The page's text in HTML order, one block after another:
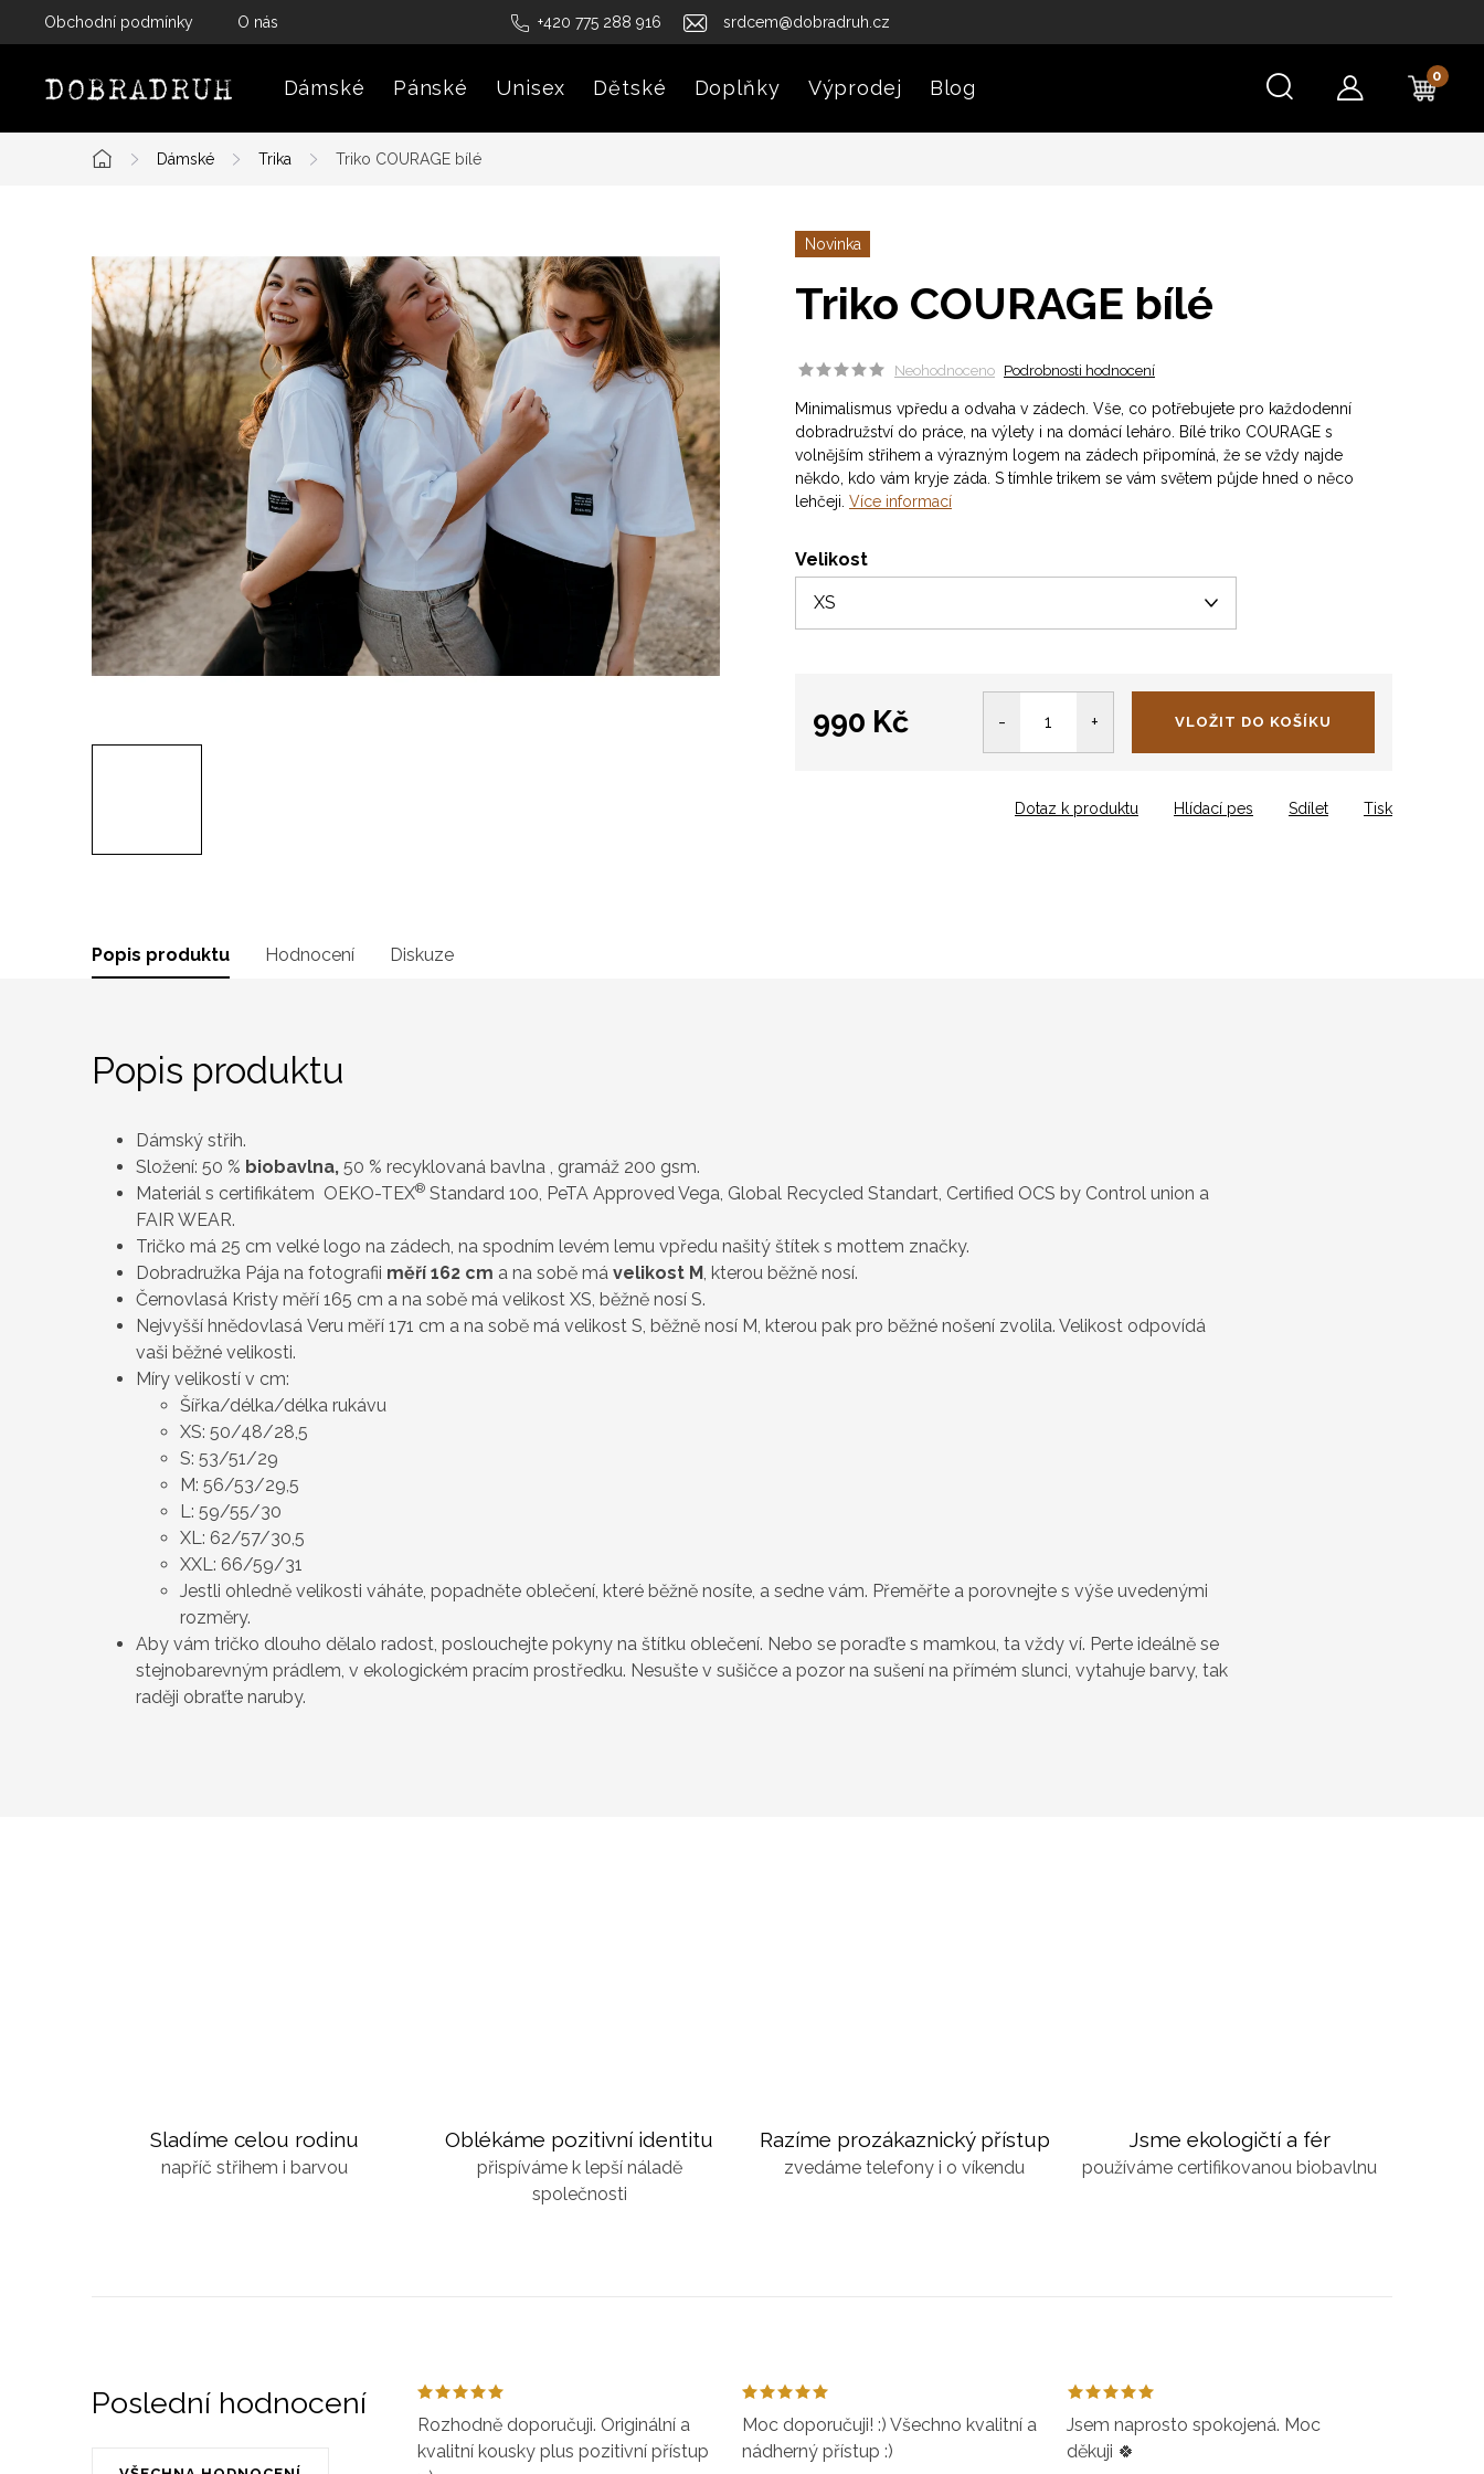
+420 775 288 916 srdcem@dobradruh.cz
Obchodní podmínky O nás
Dámské Pánské Unisex Dětské Doplňky Výprodej Blog
Domů
Dámské Trika Triko COURAGE bílé
Novinka
Triko COURAGE bílé
Neohodnoceno Podrobnosti hodnocení
Minimalismus vpředu a odvaha v zádech. Vše, co potřebujete pro každodenní
dobradružství do práce, na výlety i na domácí leháro. Bílé triko COURAGE s
volnějším střihem a výrazným logem na zádech připomíná, že se vždy najde
někdo, kdo vám kryje záda. S tímhle trikem se vám světem půjde hned o něco
lehčeji. Více informací
Velikost
990 Kč VLOŽIT DO KOŠÍKU
Tisk
Dotaz k produktu Hlídací pes Sdílet
Popis produktu Hodnocení Diskuze
Popis produktu
Dámský střih.
Složení: 50 % biobavlna, 50 % recyklovaná bavlna
, gramáž 200 gsm.
Materiál s certifikátem OEKO-TEX® Standard 100, PeTA Approved Vega, Global Recycled Standart, Certified OCS by Control union a
FAIR WEAR.
Tričko má 25 cm velké logo na zádech, na spodním levém lemu vpředu našitý štítek s mottem značky.
Dobradružka Pája na fotografii měří 162 cm a na sobě má velikost M , kterou běžně nosí.
Černovlasá Kristy měří 165 cm a na sobě má velikost XS, běžně nosí S.
Nejvyšší hnědovlasá Veru měří 171 cm a na sobě má velikost S, běžně nosí M, kterou pak pro běžné nošení zvolila. Velikost odpovídá
vaši běžné velikosti.
Míry velikostí v cm:
Šířka/délka/délka rukávu
XS: 50/48/28,5
S: 53/51/29
M: 56/53/29,5
L: 59/55/30
XL: 62/57/30,5
XXL: 66/59/31
Jestli ohledně velikosti váháte, popadněte oblečení, které běžně nosíte, a sedne vám. Přeměřte a porovnejte s výše uvedenými
rozměry.
Aby vám tričko dlouho dělalo radost, poslouchejte pokyny na štítku oblečení. Nebo se poraďte s mamkou, ta vždy ví. Perte ideálně se
stejnobarevným prádlem, v ekologickém pracím prostředku. Nesušte v sušičce a pozor na sušení na přímém slunci, vytahuje barvy, tak
raději obraťte naruby.
Sladíme celou rodinu
napříč střihem i barvou
Oblékáme pozitivní identitu
přispíváme k lepší náladě
společnosti
Razíme prozákaznický přístup
zvedáme telefony i o víkendu
Jsme ekologičtí a fér
používáme certifikovanou biobavlnu
Poslední hodnocení
Rozhodně doporučuji. Originální a
kvalitní kousky plus pozitivní přístup
Moc doporučuji! :) Všechno kvalitní a
nádherný přístup :)
Jsem naprosto spokojená. Moc
děkuji 🍀